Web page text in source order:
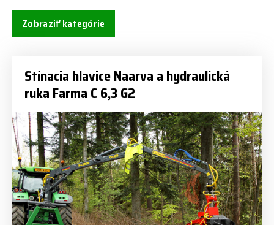
Zobraziť kategórie
Stínacia hlavice Naarva a hydraulická
ruka Farma C 6,3 G2